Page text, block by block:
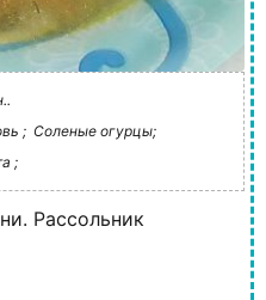
; Соленые огурцы;
;
Рассольник